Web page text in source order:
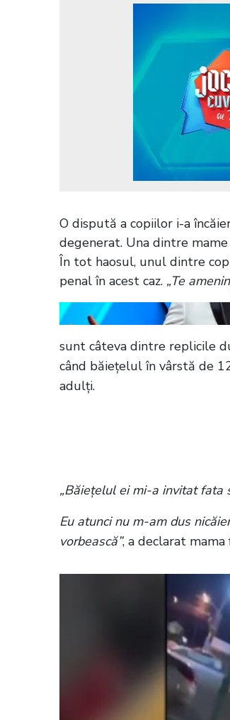
O dispută a copiilor i-a
degenerat. Una dintre
În tot haosul, unul dintre
penal în acest caz. „Te
sunt câteva dintre replicile
când băiețelul în vârstă de
adulți.
„Băiețelul ei mi-a invitat fata
Eu atunci nu m-am dus
vorbească”, a declarat